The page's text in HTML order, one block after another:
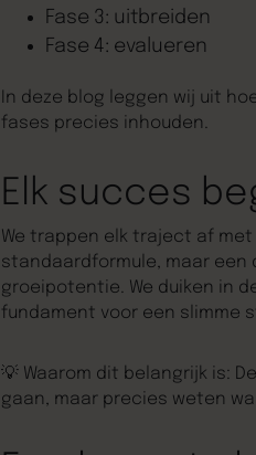
Fase 3: uitbreiden
Fase 4: evalueren
In deze blog leggen wij uit
fases precies inhouden.
Elk succes
We trappen elk traject af
standaardformule, maar een
groeipotentie. We duiken in
fundament voor een slimme
💡 Waarom dit belangrijk is:
gaan, maar precies weten